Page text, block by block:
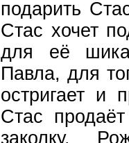
подарить
Стас хочет
для её
Павла, для
остригает и
Стас
заколку.